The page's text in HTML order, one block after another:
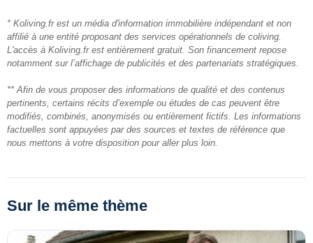
* Koliving.fr est un média d'information immobilière indépendant et non
affilié à une entité proposant des services opérationnels de coliving.
L'accès à Koliving.fr est entièrement gratuit. Son financement repose
notamment sur l’affichage de publicités et des partenariats stratégiques.
** Afin de vous proposer des informations de qualité et des contenus
pertinents, certains récits d’exemple ou études de cas peuvent être
modifiés, combinés, anonymisés ou entièrement fictifs. Les informations
factuelles sont appuyées par des sources et textes de référence que
nous mettons à votre disposition pour aller plus loin.
Sur le même thème